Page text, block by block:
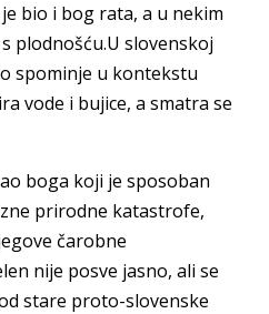
bio i bog rata, a u nekim
plodnošću.U slovenskoj
spominje u kontekstu
vode i bujice, a smatra se
boga koji je sposoban
prirodne katastrofe,
čarobne
nije posve jasno, ali se
stare proto-slovenske